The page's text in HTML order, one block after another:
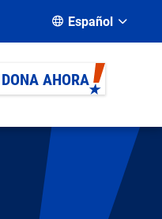
Español
DONA AHORA